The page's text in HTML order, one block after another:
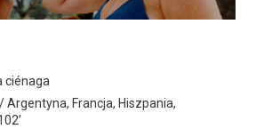
ciénaga
Argentyna, Francja, Hiszpania,